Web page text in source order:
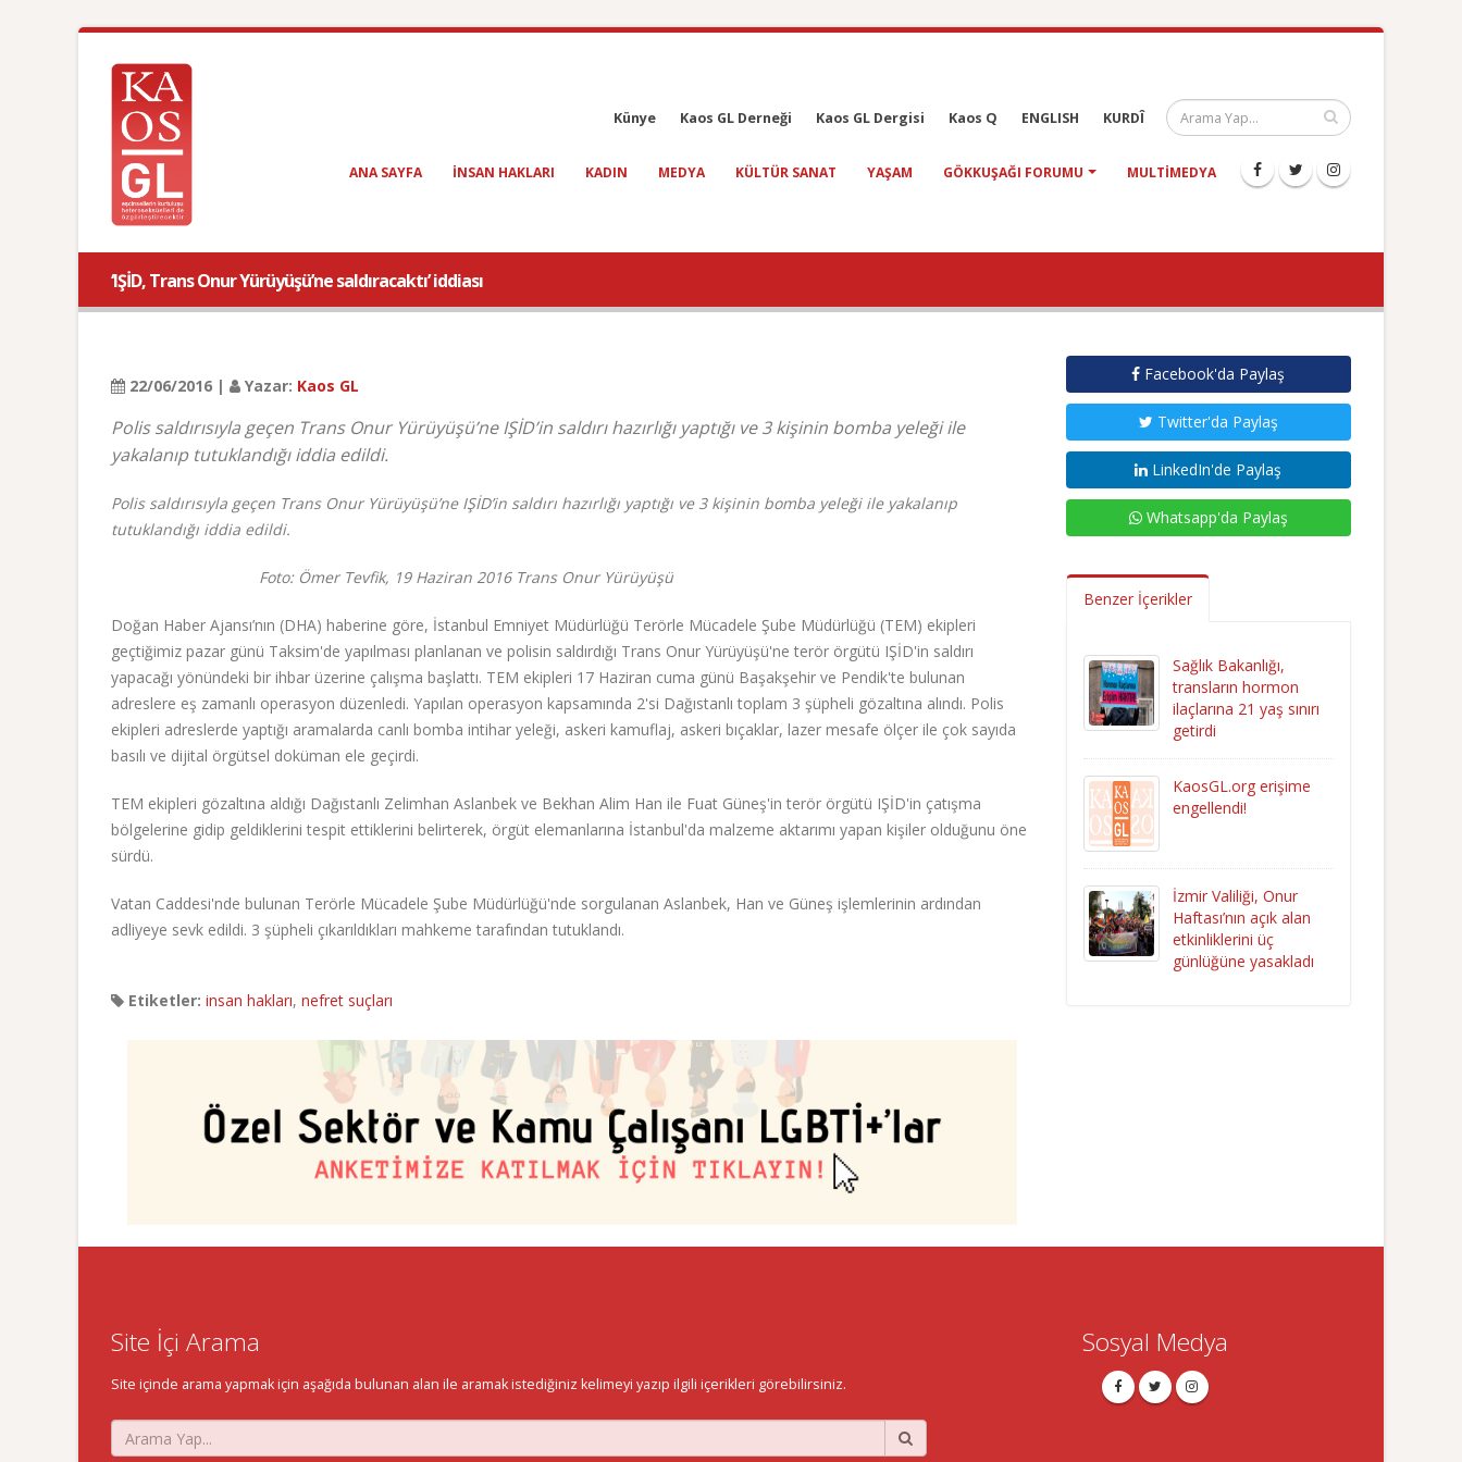
Künye Kaos GL Derneği Kaos GL Dergisi Kaos Q ENGLISH KURDÎ
ANA SAYFA INSAN HAKLARI KADIN MEDYA KÜLTÜR SANAT YAŞAM GÖKKUŞAĞI FORUMU MULTIMEDYA
‘IŞİD, Trans Onur Yürüyüşü’ne saldıracaktı’ iddiası
22/06/2016 | Yazar: Kaos GL
Polis saldırısıyla geçen Trans Onur Yürüyüşü’ne IŞİD’in saldırı hazırlığı yaptığı ve 3 kişinin bomba yeleği ile
yakalanıp tutuklandığı iddia edildi.
Polis saldırısıyla geçen Trans Onur Yürüyüşü’ne IŞİD’in saldırı hazırlığı yaptığı ve 3 kişinin bomba yeleği ile yakalanıp
tutuklandığı iddia edildi.
Foto: Ömer Tevfik, 19 Haziran 2016 Trans Onur Yürüyüşü
Doğan Haber Ajansı’nın (DHA) haberine göre, İstanbul Emniyet Müdürlüğü Terörle Mücadele Şube Müdürlüğü (TEM) ekipleri
geçtiğimiz pazar günü Taksim'de yapılması planlanan ve polisin saldırdığı Trans Onur Yürüyüşü'ne terör örgütü IŞİD'in saldırı
yapacağı yönündeki bir ihbar üzerine çalışma başlattı. TEM ekipleri 17 Haziran cuma günü Başakşehir ve Pendik'te bulunan
adreslere eş zamanlı operasyon düzenledi. Yapılan operasyon kapsamında 2'si Dağıstanlı toplam 3 şüpheli gözaltına alındı. Polis
ekipleri adreslerde yaptığı aramalarda canlı bomba intihar yeleği, askeri kamuflaj, askeri bıçaklar, lazer mesafe ölçer ile çok sayıda
basılı ve dijital örgütsel doküman ele geçirdi.
TEM ekipleri gözaltına aldığı Dağıstanlı Zelimhan Aslanbek ve Bekhan Alim Han ile Fuat Güneş'in terör örgütü IŞİD'in çatışma
bölgelerine gidip geldiklerini tespit ettiklerini belirterek, örgüt elemanlarına İstanbul'da malzeme aktarımı yapan kişiler olduğunu öne
sürdü.
Vatan Caddesi'nde bulunan Terörle Mücadele Şube Müdürlüğü'nde sorgulanan Aslanbek, Han ve Güneş işlemlerinin ardından
adliyeye sevk edildi. 3 şüpheli çıkarıldıkları mahkeme tarafından tutuklandı.
Etiketler: insan hakları, nefret suçları
Facebook'da Paylaş
Twitter'da Paylaş
LinkedIn'de Paylaş
Whatsapp'da Paylaş
Benzer İçerikler
Sağlık Bakanlığı,
transların hormon
ilaçlarına 21 yaş sınırı
getirdi
KaosGL.org erişime
engellendi!
İzmir Valiliği, Onur
Haftası’nın açık alan
etkinliklerini üç
günlüğüne yasakladı
Site İçi Arama
Site içinde arama yapmak için aşağıda bulunan alan ile aramak istediğiniz kelimeyi yazıp ilgili içerikleri görebilirsiniz.
Sosyal Medya